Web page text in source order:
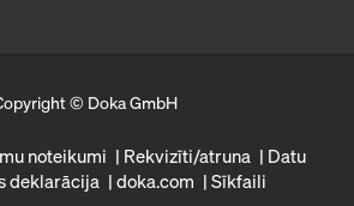
© Doka GmbH
noteikumi Rekvizīti/atruna
Datu
deklarācija
doka.com Sīkfaili